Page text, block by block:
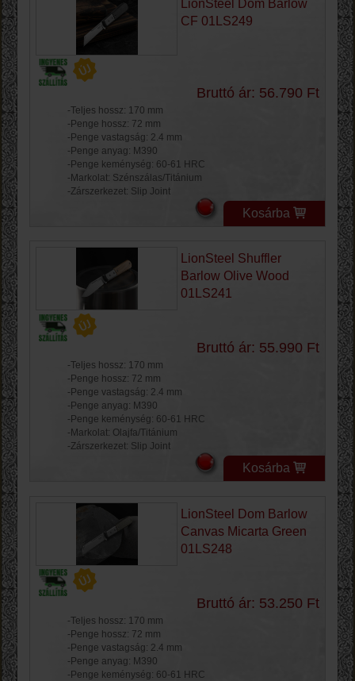
LionSteel Dom Barlow
CF 01LS249
Bruttó ár: 56.790 Ft
-Teljes hossz: 170 mm
-Penge hossz: 72 mm
-Penge vastagság: 2.4 mm
-Penge anyag: M390
-Penge keménység: 60-61 HRC
-Markolat: Szénszálas/Titánium
-Zárszerkezet: Slip Joint
Kosárba
LionSteel Shuffler
Barlow Olive Wood
01LS241
Bruttó ár: 55.990 Ft
-Teljes hossz: 170 mm
-Penge hossz: 72 mm
-Penge vastagság: 2.4 mm
-Penge anyag: M390
-Penge keménység: 60-61 HRC
-Markolat: Olajfa/Titánium
-Zárszerkezet: Slip Joint
Kosárba
LionSteel Dom Barlow
Canvas Micarta Green
01LS248
Bruttó ár: 53.250 Ft
-Teljes hossz: 170 mm
-Penge hossz: 72 mm
-Penge vastagság: 2.4 mm
-Penge anyag: M390
-Penge keménység: 60-61 HRC